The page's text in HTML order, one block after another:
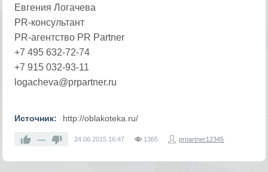
Евгения Логачева
PR-консультант
PR-агентство PR Partner
+7 495 632-72-74
+7 915 032-93-11
logacheva@prpartner.ru
Источник: http://oblakoteka.ru/
— 24.06.2015 16:47 1365 prpartner12345